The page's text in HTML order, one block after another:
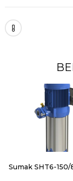
Sumak SHT6-150/8 Dik Milli Paslanmaz Gövdeli Kademeli Pompa